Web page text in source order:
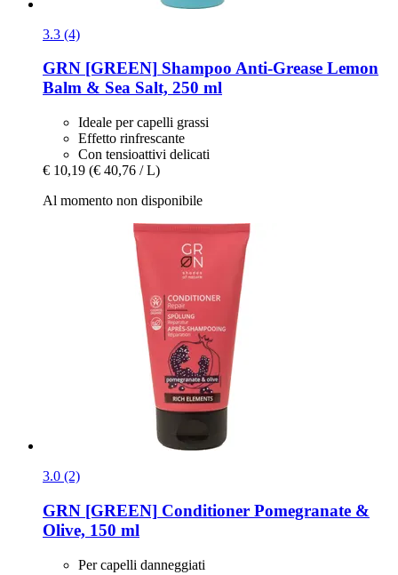
3.3 (4)
GRN [GREEN] Shampoo Anti-​Grease Lemon
Balm & Sea Salt, 250 ml
Ideale per capelli grassi
Effetto rinfrescante
Con tensioattivi delicati
€ 10,19 (€ 40,76 / L)
Al momento non disponibile
3.0 (2)
GRN [GREEN] Conditioner Pomegranate &
Olive, 150 ml
Per capelli danneggiati